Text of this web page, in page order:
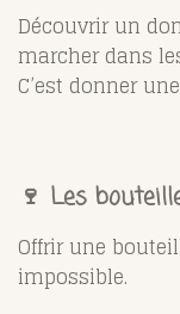
Découvrir un
marcher dans
C’est donner
🍷 Les
Offrir une
impossible.